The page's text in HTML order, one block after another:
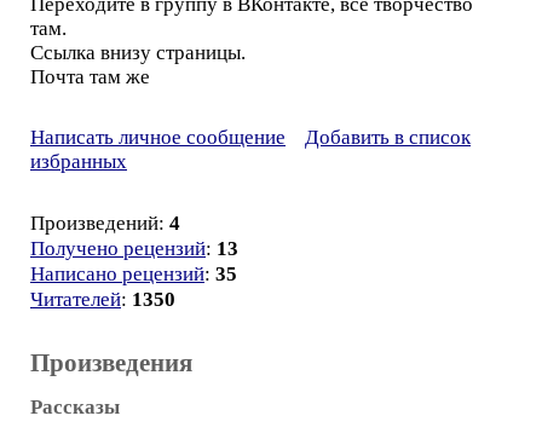
там.
Ссылка внизу страницы.
Почта там же
Написать личное сообщение
Добавить в список
избранных
Произведений: 4
Получено рецензий: 13
Написано рецензий: 35
Читателей: 1350
Произведения
Рассказы